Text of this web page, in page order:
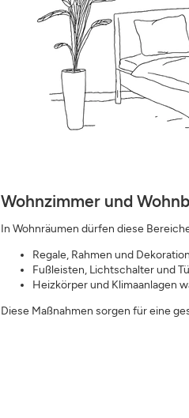
Wohnzimmer und
In Wohnräumen dürfen diese
Regale, Rahmen und
Fußleisten, Lichtschalter und
Heizkörper und Klimaanlagen
Diese Maßnahmen sorgen für eine